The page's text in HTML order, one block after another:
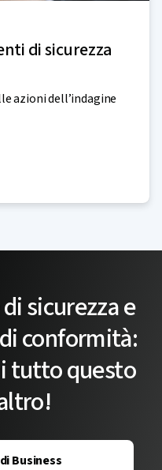
di sicurezza
azioni dell’indagine
sicurezza e
conformità:
tutto questo
Business